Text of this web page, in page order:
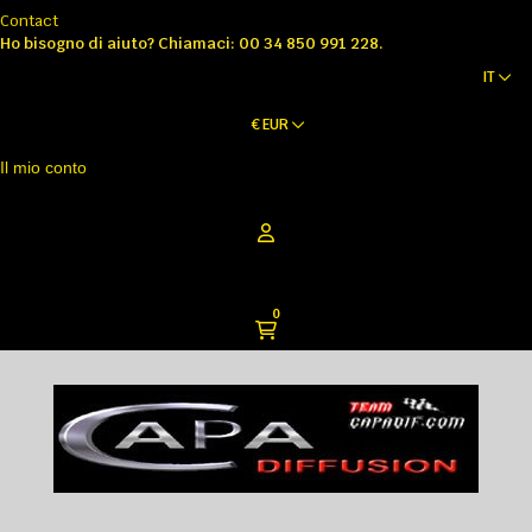
Contact
Ho bisogno di aiuto? Chiamaci: 00 34 850 991 228.
IT
€ EUR
Il mio conto
0